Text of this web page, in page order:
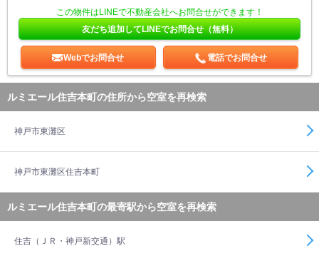
この物件はLINEで不動産会社へお問合せができます！
友だち追加してLINEでお問合せ（無料）
Webでお問合せ 電話でお問合せ
ルミエール住吉本町の住所から空室を再検索
神戸市東灘区
神戸市東灘区住吉本町
ルミエール住吉本町の最寄駅から空室を再検索
住吉（ＪＲ・神戸新交通）駅